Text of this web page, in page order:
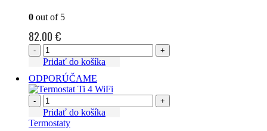
0 out of 5
82.00 €
- +
Pridať do košíka
ODPORÚČAME
- +
Pridať do košíka
Termostaty